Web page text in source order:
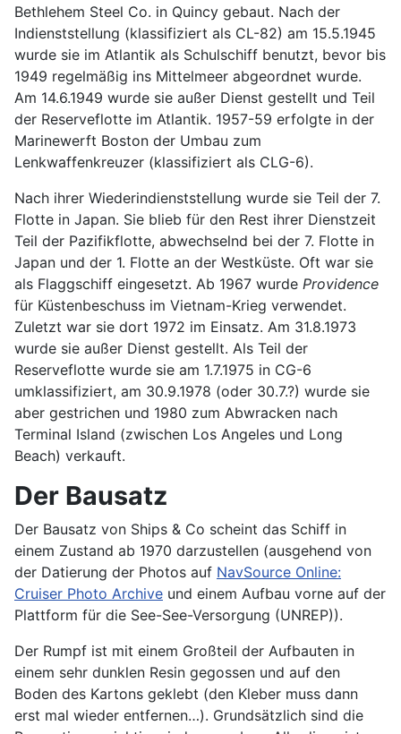
Bethlehem Steel Co. in Quincy gebaut. Nach der
Indienststellung (klassifiziert als CL-82) am 15.5.1945
wurde sie im Atlantik als Schulschiff benutzt, bevor bis
1949 regelmäßig ins Mittelmeer abgeordnet wurde.
Am 14.6.1949 wurde sie außer Dienst gestellt und Teil
der Reserveflotte im Atlantik. 1957-59 erfolgte in der
Marinewerft Boston der Umbau zum
Lenkwaffenkreuzer (klassifiziert als CLG-6).
Nach ihrer Wiederindienststellung wurde sie Teil der 7.
Flotte in Japan. Sie blieb für den Rest ihrer Dienstzeit
Teil der Pazifikflotte, abwechselnd bei der 7. Flotte in
Japan und der 1. Flotte an der Westküste. Oft war sie
als Flaggschiff eingesetzt. Ab 1967 wurde Providence
für Küstenbeschuss im Vietnam-Krieg verwendet.
Zuletzt war sie dort 1972 im Einsatz. Am 31.8.1973
wurde sie außer Dienst gestellt. Als Teil der
Reserveflotte wurde sie am 1.7.1975 in CG-6
umklassifiziert, am 30.9.1978 (oder 30.7.?) wurde sie
aber gestrichen und 1980 zum Abwracken nach
Terminal Island (zwischen Los Angeles und Long
Beach) verkauft.
Der Bausatz
Der Bausatz von Ships & Co scheint das Schiff in
einem Zustand ab 1970 darzustellen (ausgehend von
der Datierung der Photos auf NavSource Online:
Cruiser Photo Archive und einem Aufbau vorne auf der
Plattform für die See-See-Versorgung (UNREP)).
Der Rumpf ist mit einem Großteil der Aufbauten in
einem sehr dunklen Resin gegossen und auf den
Boden des Kartons geklebt (den Kleber muss dann
erst mal wieder entfernen…). Grundsätzlich sind die